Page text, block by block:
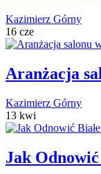
Kazimierz Górny
16 cze
Aranżacja
Kazimierz Górny
13 kwi
Jak